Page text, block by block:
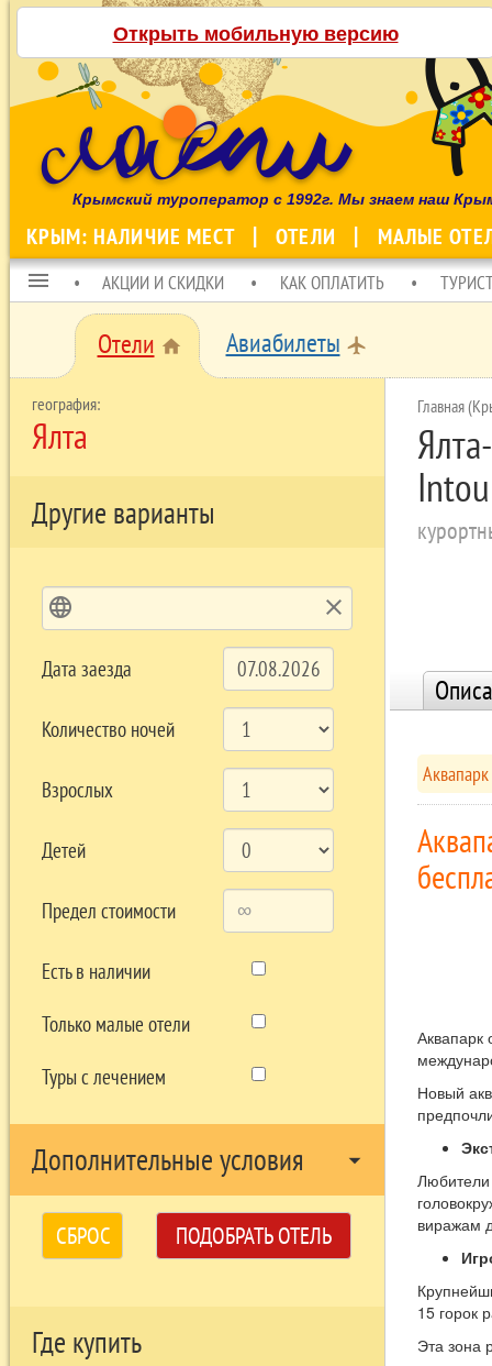
Открыть мобильную версию
Крымский туроператор с 1992г. Мы знаем наш
КРЫМ: НАЛИЧИЕ МЕСТ ОТЕЛИ МАЛЫЕ
menu АКЦИИ И СКИДКИ КАК ОПЛАТИТЬ
Отели home Авиабилеты local_airport
Ялта
Другие варианты
language clear
Дата заезда
Количество ночей
Взрослых
Детей
Предел стоимости
Есть в наличии
Только малые отели
Туры с лечением
Дополнительные условия arrow_drop_down
СБРОС ПОДОБРАТЬ ОТЕЛЬ
Где купить
Главная
Аквапарк
Новый
Любители
виражам
15 горок
Эта зона